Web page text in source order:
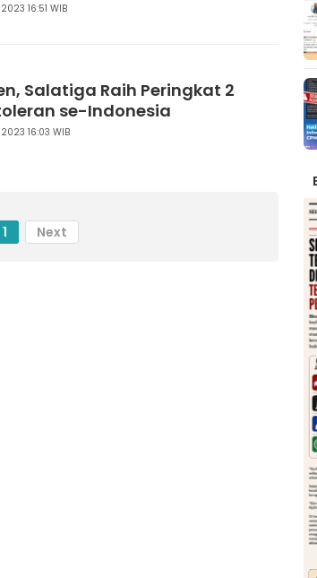
16:51 WIB
Salatiga Raih Peringkat 2
se-Indonesia
16:03 WIB
1 Next